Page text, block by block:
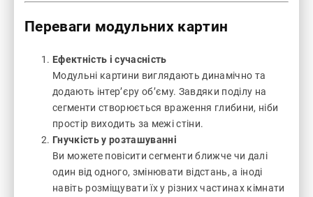
Переваги модульних картин
Ефектність і сучасність
Модульні картини виглядають динамічно та
додають інтер’єру об’єму. Завдяки поділу на
сегменти створюється враження глибини, ніби
простір виходить за межі стіни.
Гнучкість у розташуванні
Ви можете повісити сегменти ближче чи далі
один від одного, змінювати відстань, а іноді
навіть розміщувати їх у різних частинах кімнати